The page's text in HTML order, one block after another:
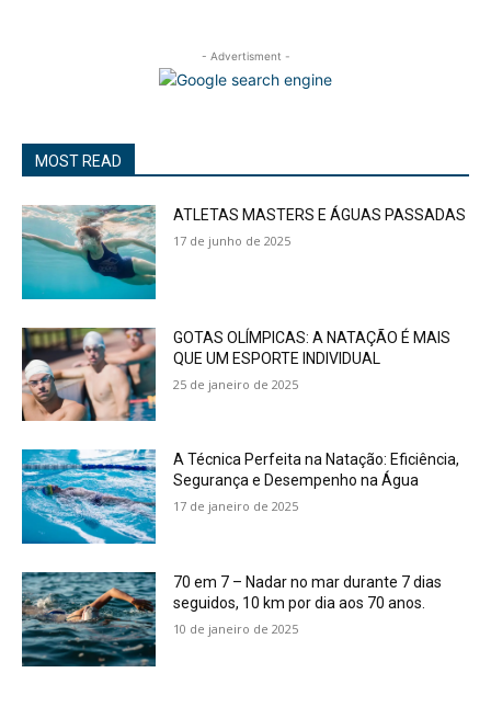
- Advertisment -
MOST READ
ATLETAS MASTERS E ÁGUAS PASSADAS
17 de junho de 2025
GOTAS OLÍMPICAS: A NATAÇÃO É MAIS
QUE UM ESPORTE INDIVIDUAL
25 de janeiro de 2025
A Técnica Perfeita na Natação: Eficiência,
Segurança e Desempenho na Água
17 de janeiro de 2025
70 em 7 – Nadar no mar durante 7 dias
seguidos, 10 km por dia aos 70 anos.
10 de janeiro de 2025